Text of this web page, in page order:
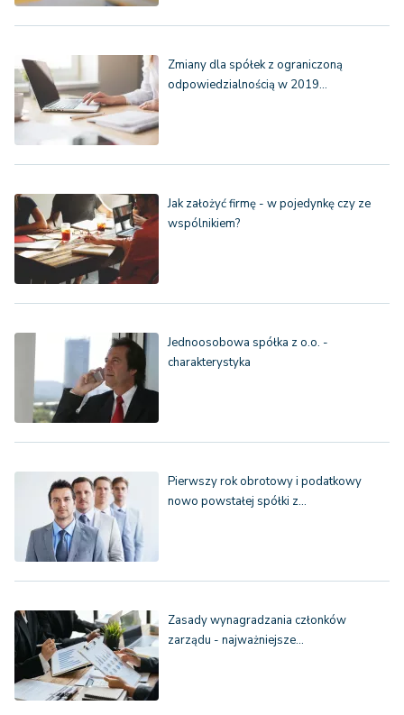
Zmiany dla spółek z ograniczoną
odpowiedzialnością w 2019…
Jak założyć firmę - w pojedynkę czy ze
wspólnikiem?
Jednoosobowa spółka z o.o. -
charakterystyka
Pierwszy rok obrotowy i podatkowy
nowo powstałej spółki z…
Zasady wynagradzania członków
zarządu - najważniejsze…